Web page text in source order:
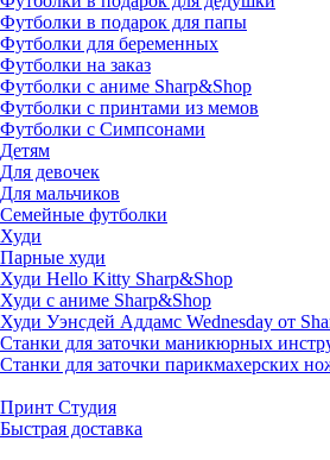
Футболки в подарок для папы
Футболки для беременных
Футболки на заказ
Футболки с аниме Sharp&Shop
Футболки с принтами из мемов
Футболки с Симпсонами
Детям
Для девочек
Для мальчиков
Семейные футболки
Худи
Парные худи
Худи Hello Kitty Sharp&Shop
Худи с аниме Sharp&Shop
Худи Уэнсдей Аддамс Wednesday от
Станки для заточки маникюрных
Станки для заточки парикмахерских
Принт Студия
Быстрая доставка